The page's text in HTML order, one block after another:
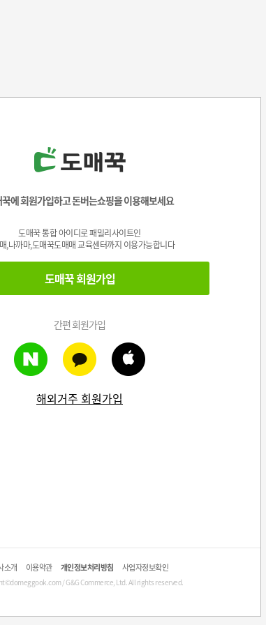
에 회원가입하고 돈버는쇼핑을 이용해보세요
도매꾹 통합 아이디로 패밀리사이트인
,나까마,도매꾹도매매 교육센터까지 이용가능합니다
도매꾹 회원가입
간편 회원가입
해외거주 회원가입
소개 이용약관 개인정보처리방침 사업자정보확인
/ G&G Commerce, Ltd. All rights reserved.